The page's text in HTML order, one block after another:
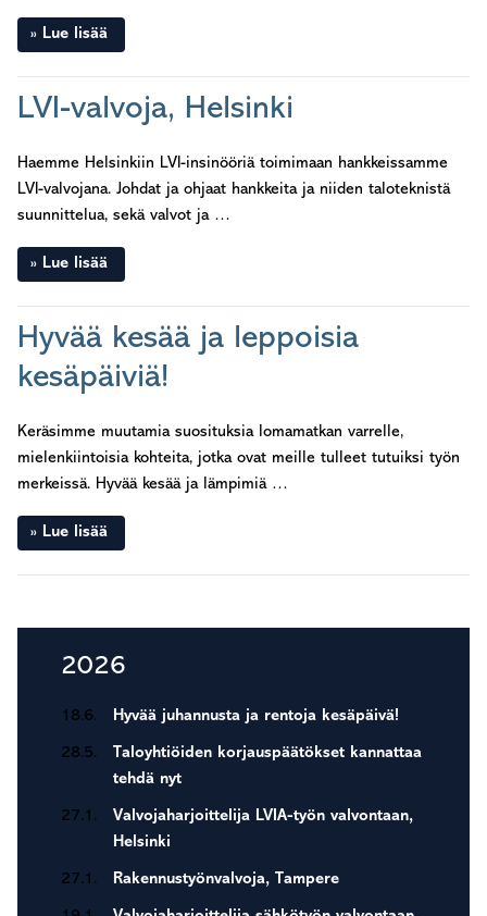
Lue lisää
LVI-valvoja, Helsinki
Haemme Helsinkiin LVI-insinööriä toimimaan hankkeissamme
LVI-valvojana. Johdat ja ohjaat hankkeita ja niiden taloteknistä
suunnittelua, sekä valvot ja …
Lue lisää
Hyvää kesää ja leppoisia
kesäpäiviä!
Keräsimme muutamia suosituksia lomamatkan varrelle,
mielenkiintoisia kohteita, jotka ovat meille tulleet tutuiksi työn
merkeissä. Hyvää kesää ja lämpimiä …
Lue lisää
Ensisijainen
sivupalkki
2026
18.6. Hyvää juhannusta ja rentoja kesäpäivä!
28.5.
Taloyhtiöiden korjauspäätökset kannattaa
tehdä nyt
27.1.
Valvojaharjoittelija LVIA-työn valvontaan,
Helsinki
27.1. Rakennustyönvalvoja, Tampere